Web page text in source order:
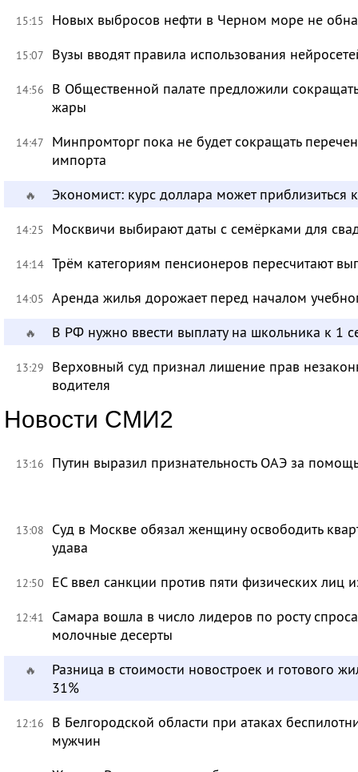
15:15 Новых выбросов нефти в Черном море не
15:07 Вузы вводят правила использования
14:56
В Общественной палате предложили
жары
14:47
Минпромторг пока не будет сокращать
импорта
🔥 Экономист: курс доллара может приблизиться
14:25 Москвичи выбирают даты с семёрками для
14:14 Трём категориям пенсионеров пересчитают
14:05 Аренда жилья дорожает перед началом
🔥 В РФ нужно ввести выплату на школьника к 1
13:29
Верховный суд признал лишение прав
водителя
Новости СМИ2
13:16 Путин выразил признательность ОАЭ за
13:08
Суд в Москве обязал женщину освободить
удава
12:50 ЕС ввел санкции против пяти физических лиц
12:41
Самара вошла в число лидеров по росту
молочные десерты
🔥
Разница в стоимости новостроек и готового
31%
12:16
В Белгородской области при атаках
мужчин